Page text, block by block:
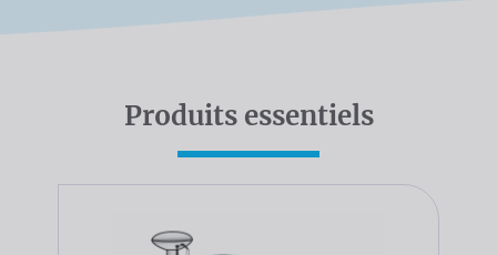
Produits essentiels